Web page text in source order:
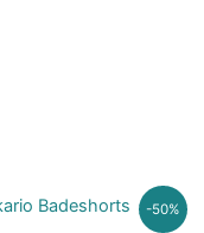
-50%
Den
Den
aktuelle